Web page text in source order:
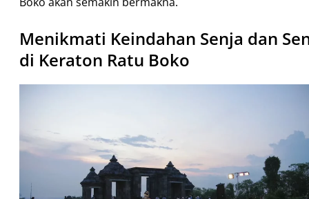
Menikmati Keindahan Senja dan
di Keraton Ratu Boko